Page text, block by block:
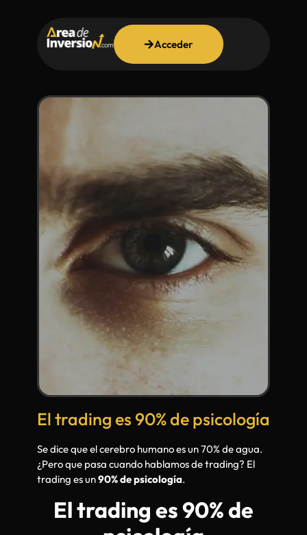
Acceder
El trading es 90% de psicología
Se dice que el cerebro humano es un 70% de agua.
¿Pero que pasa cuando hablamos de trading? El
trading es un90% de psicología.
El trading es 90% de